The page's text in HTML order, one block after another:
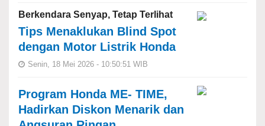
Berkendara Senyap, Tetap Terlihat
Tips Menaklukan Blind Spot
dengan Motor Listrik Honda
Senin, 18 Mei 2026 - 10:50:51 WIB
Program Honda ME- TIME,
Hadirkan Diskon Menarik dan